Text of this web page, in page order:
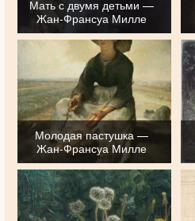
Мать с двумя детьми —
Жан-Франсуа Милле
Молодая пастушка —
Жан-Франсуа Милле